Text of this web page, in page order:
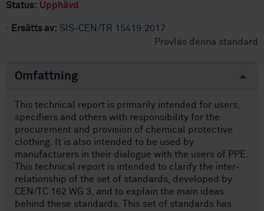
Status: Upphävd
· Ersätts av: SIS-CEN/TR 15419:2017
Provläs denna standard
Omfattning
This technical report is primarily intended for users,
specifiers and others with responsibility for the
procurement and provision of chemical protective
clothing. It is also intended to be used by
manufacturers in their dialogue with the users of PPE.
This technical report is intended to clarify the inter-
relationship of the set of standards, developed by
CEN/TC 162 WG 3, and to explain the main ideas
behind these standards. This set of standards has